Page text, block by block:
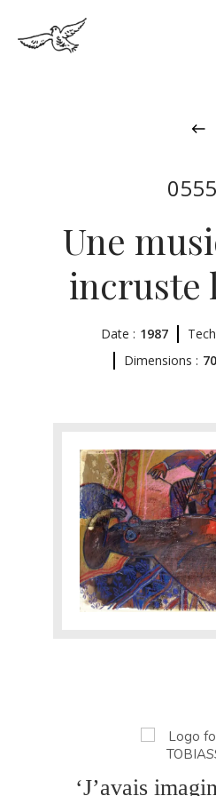
CATALOGUE
E-
Une
incruste
Date : 1987
Dimensions :
‘J’avais